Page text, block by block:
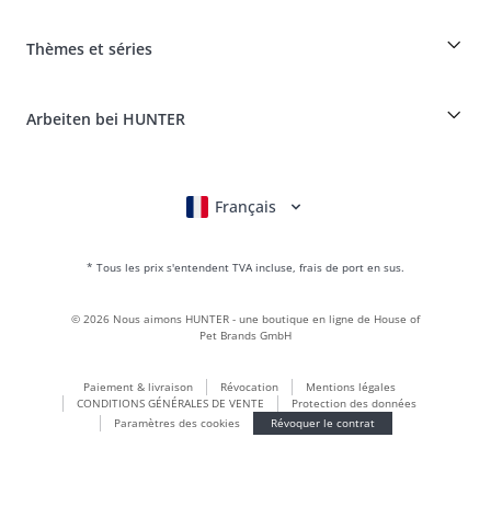
Réclamer et renvoyer des produits
Assurance maladie pour animaux
It*s a family Business
Le cuir est notre passion
Thèmes et séries
BVB Dortmund
Monde des cadeaux
Vêtements pour chiens
LOVE
Maldon
Arbeiten bei HUNTER
* Tous les prix s'entendent TVA incluse, frais de port en sus.
Deutsch
English
Italiano
Nederlands
Français
Paiement & livraison Révocation
Mentions légales
CONDITIONS GÉNÉRALES DE VENTE
Protection des données
Paramètres des cookies
Révoquer le contrat
© 2026 Nous aimons HUNTER - une boutique en ligne de House of
Pet Brands GmbH